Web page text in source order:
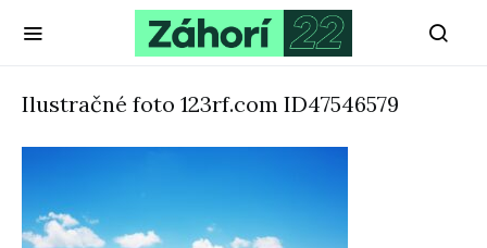
Ilustračné foto 123rf.com ID47546579